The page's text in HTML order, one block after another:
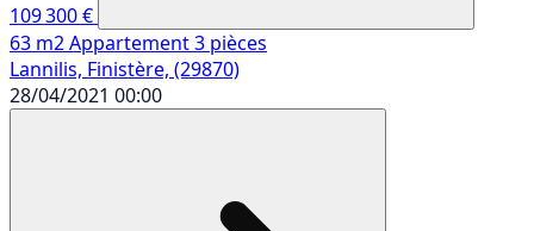
109 300 €
63 m2Appartement3 pièces
Lannilis, Finistère, (29870)
28/04/2021 00:00